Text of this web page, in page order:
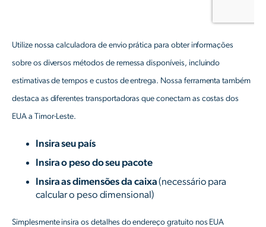
Utilize nossa calculadora de envio prática para obter informações
sobre os diversos métodos de remessa disponíveis, incluindo
estimativas de tempos e custos de entrega. Nossa ferramenta também
destaca as diferentes transportadoras que conectam as costas dos
EUA a Timor-Leste.
Insira seu país
Insira o peso do seu pacote
Insira as dimensões da caixa(necessário para
calcular o peso dimensional)
Simplesmente insira os detalhes do endereço gratuito nos EUA